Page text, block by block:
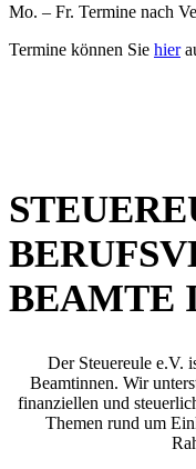
Mo. – Fr. Termine nach
Termine können Sie hier
BEAMTE
Der Steuereule e.V.
Beamtinnen. Wir
finanziellen und
Themen rund um